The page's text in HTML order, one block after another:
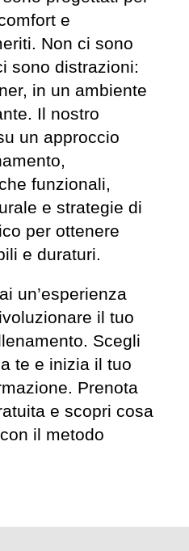
e
Non ci sono
sono distrazioni:
in un ambiente
Il nostro
un approccio
funzionali,
e strategie di
per ottenere
e duraturi.
un’esperienza
il tuo
Scegli
te e inizia il tuo
Prenota
e scopri cosa
il metodo